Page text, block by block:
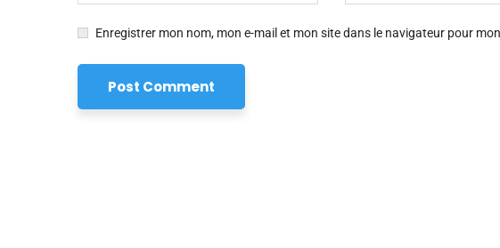
Enregistrer mon nom, mon e-mail et mon site dans le navigateur pour